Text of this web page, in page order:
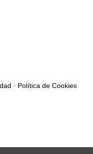
· Política de Cookies